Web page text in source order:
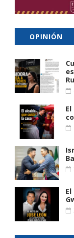
OPINIÓN